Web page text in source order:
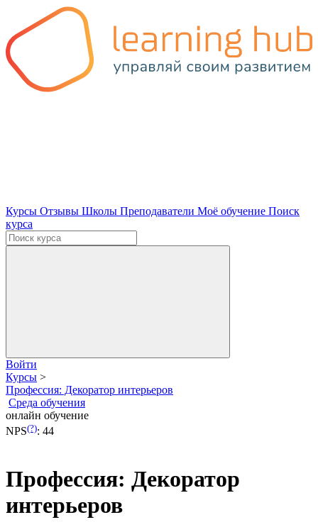
Курсы Отзывы Школы Преподаватели Моё обучение Поиск
курса
Войти
Курсы >
Профессия: Декоратор интерьеров
Среда обучения
онлайн обучение
NPS(?): 44
Профессия: Декоратор
интерьеров